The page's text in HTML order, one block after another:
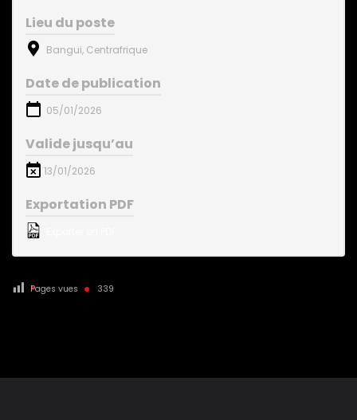
Lieu du poste
Bangui, Centrafrique
Date de publication
05/01/2026
Valide jusqu’au
13/01/2026
Exportation PDF
Pages vues 339